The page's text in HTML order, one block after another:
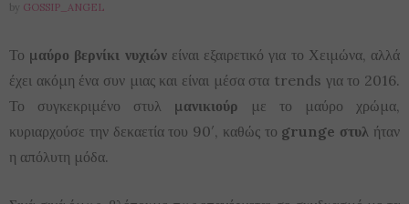
by GOSSIP_ANGEL
Το μαύρο βερνίκι νυχιώνείναι εξαιρετικό για το Χειμώνα, αλλά
έχει ακόμη ένα συν μιας και είναι μέσα στα trends για το 2016.
Το συγκεκριμένο στυλ μανικιούρ με το μαύρο χρώμα,
κυριαρχούσε την δεκαετία του 90′, καθώς το grunge στυλ ήταν
η απόλυτη μόδα.